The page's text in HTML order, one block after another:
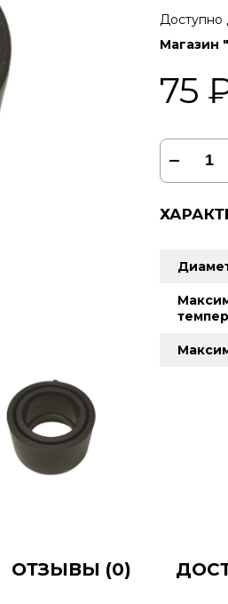
Доступно
Магазин
75
ОТЗЫВЫ (0)